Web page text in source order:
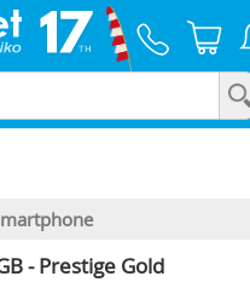
- Prestige Gold